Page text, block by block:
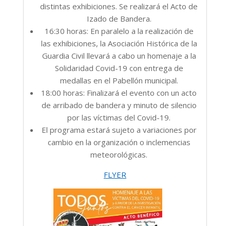
distintas exhibiciones. Se realizará el Acto de
Izado de Bandera.
16:30 horas: En paralelo a la realización de
las exhibiciones, la Asociación Histórica de la
Guardia Civil llevará a cabo un homenaje a la
Solidaridad Covid-19 con entrega de
medallas en el Pabellón municipal.
18:00 horas: Finalizará el evento con un acto
de arribado de bandera y minuto de silencio
por las víctimas del Covid-19.
El programa estará sujeto a variaciones por
cambio en la organización o inclemencias
meteorológicas.
FLYER